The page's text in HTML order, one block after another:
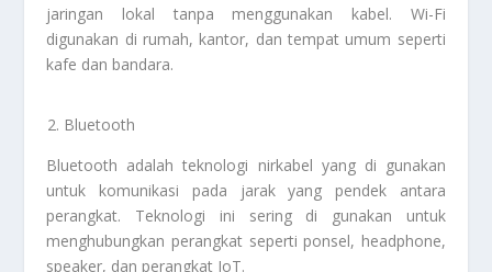
jaringan lokal tanpa menggunakan kabel. Wi-Fi
digunakan di rumah, kantor, dan tempat umum seperti
kafe dan bandara.
Bluetooth
Bluetooth adalah teknologi nirkabel yang di gunakan
untuk komunikasi pada jarak yang pendek antara
perangkat. Teknologi ini sering di gunakan untuk
menghubungkan perangkat seperti ponsel, headphone,
speaker, dan perangkat IoT.